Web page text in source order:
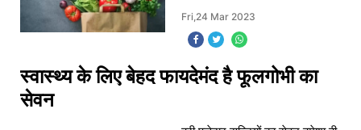
आर्टिकल में कुछ ऐसे फलों के बारे में
बत
Fri,24 Mar 2023
स्वास्थ्य के लिए बेहद फायदेमंद है फूलगोभी का
सेवन